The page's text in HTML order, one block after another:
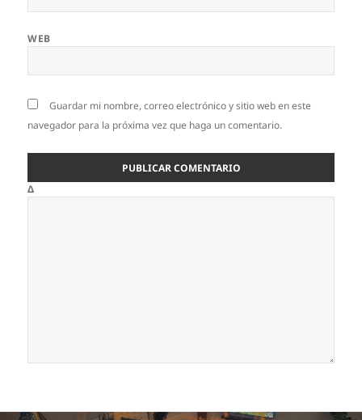
WEB
Guardar mi nombre, correo electrónico y sitio web en este
navegador para la próxima vez que haga un comentario.
Δ